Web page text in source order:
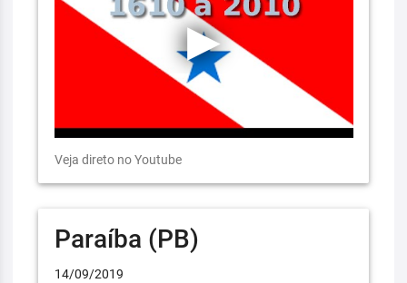
Veja direto no Youtube
Paraíba (PB)
14/09/2019